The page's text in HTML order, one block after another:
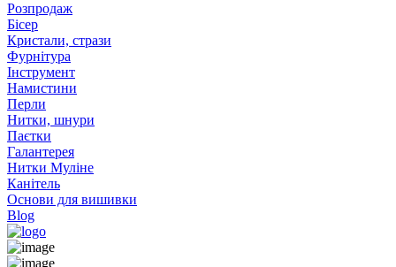
Розпродаж
Бісер
Кристали, стрази
Фурнітура
Інструмент
Намистини
Перли
Нитки, шнури
Паєтки
Галантерея
Нитки Муліне
Канітель
Основи для вишивки
Blog